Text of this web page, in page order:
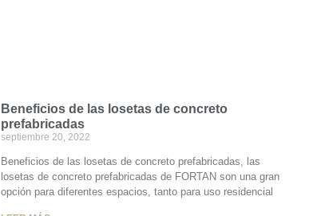
Beneficios de las losetas de concreto
prefabricadas
septiembre 20, 2022
Beneficios de las losetas de concreto prefabricadas, las
losetas de concreto prefabricadas de FORTAN son una gran
opción para diferentes espacios, tanto para uso residencial